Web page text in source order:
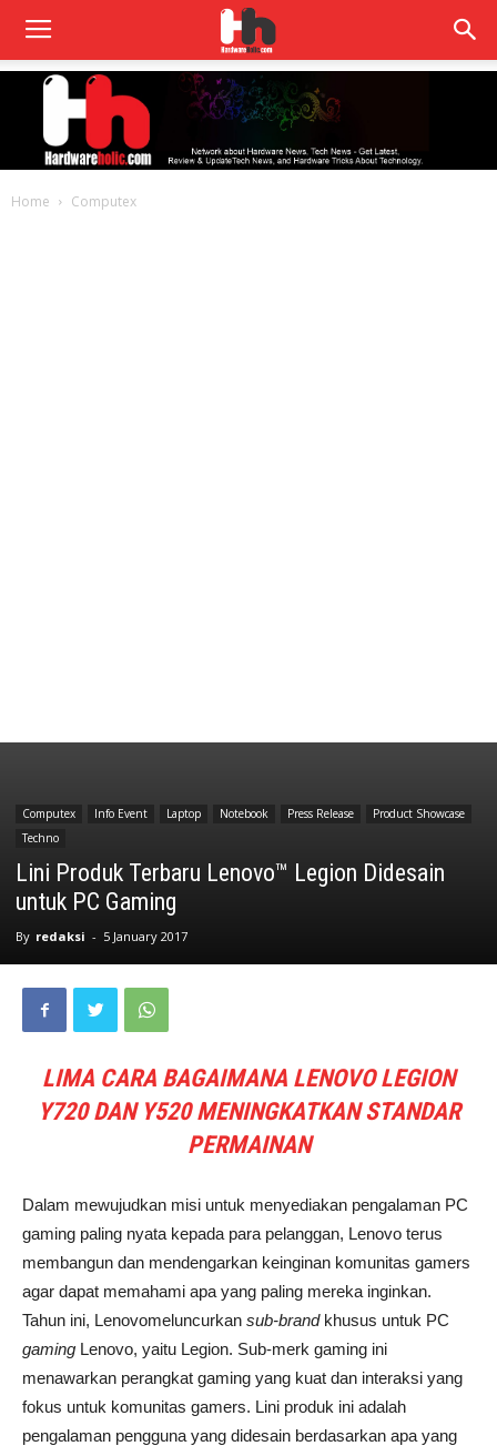
Home Computex
Computex Info Event Laptop Notebook Press Release
Product Showcase
Techno
Lini Produk Terbaru Lenovo™ Legion Didesain
untuk PC Gaming
By redaksi - 5 January 2017
LIMA CARA BAGAIMANA LENOVO LEGION
Y720 DAN Y520 MENINGKATKAN STANDAR
PERMAINAN
Dalam mewujudkan misi untuk menyediakan pengalaman PC
gaming paling nyata kepada para pelanggan, Lenovo terus
membangun dan mendengarkan keinginan komunitas gamers
agar dapat memahami apa yang paling mereka inginkan.
Tahun ini, Lenovomeluncurkan sub-brandkhusus untuk PC
gaming Lenovo, yaitu Legion. Sub-merk gaming ini
menawarkan perangkat gaming yang kuat dan interaksi yang
fokus untuk komunitas gamers. Lini produk ini adalah
pengalaman pengguna yang didesain berdasarkan apa yang